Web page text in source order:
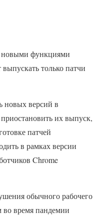
новыми функциями
только патчи
новых версий в
их выпуск,
патчей
в рамках версии
Chrome
обычного рабочего
во время пандемии